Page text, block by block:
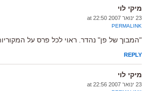
מיקי לוי
23 ינואר 2007 at 22:50
PERMALINK
"המבוך של פן" נהדר. ראוי לכל פרס על
REPLY
מיקי לוי
23 ינואר 2007 at 22:56